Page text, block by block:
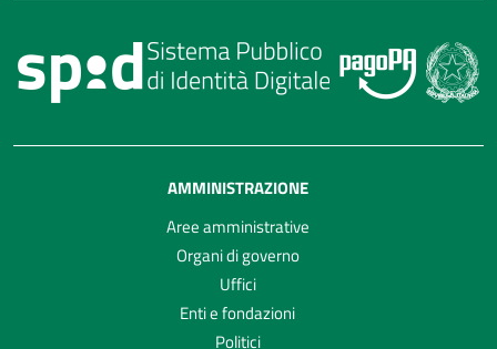
AMMINISTRAZIONE
Aree amministrative
Organi di governo
Uffici
Enti e fondazioni
Politici